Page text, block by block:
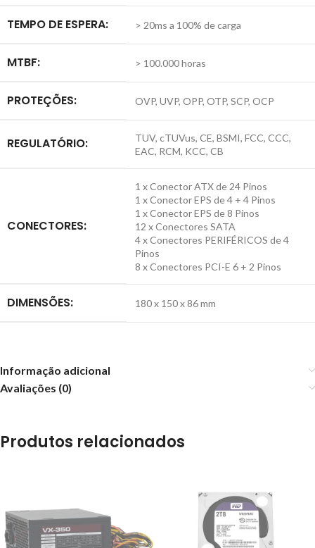
TEMPO DE ESPERA: > 20ms a 100% de carga
MTBF: > 100.000 horas
PROTEÇÕES: OVP, UVP, OPP, OTP, SCP, OCP
REGULATÓRIO:
TUV, cTUVus, CE, BSMI, FCC, CCC,
EAC, RCM, KCC, CB
CONECTORES:
1 x Conector ATX de 24 Pinos
1 x Conector EPS de 4 + 4 Pinos
1 x Conector EPS de 8 Pinos
12 x Conectores SATA
4 x Conectores PERIFÉRICOS de 4
Pinos
8 x Conectores PCI-E 6 + 2 Pinos
DIMENSÕES: 180 x 150 x 86 mm
Informação adicional
Avaliações (0)
Produtos relacionados